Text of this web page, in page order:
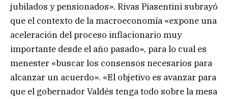
jubilados y pensionados». Rivas Piasentini subrayó
que el contexto de la macroeconomía «expone una
aceleración del proceso inflacionario muy
importante desde el año pasado», para lo cual es
menester «buscar los consensos necesarios para
alcanzar un acuerdo». «El objetivo es avanzar para
que el gobernador Valdés tenga todo sobre la mesa